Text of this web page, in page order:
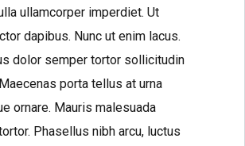
ullamcorper imperdiet. Ut
dapibus. Nunc ut enim lacus.
dolor semper tortor sollicitudin
porta tellus at urna
ornare. Mauris malesuada
Phasellus nibh arcu, luctus